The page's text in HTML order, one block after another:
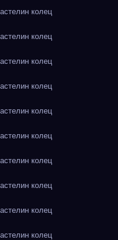
колец
колец
колец
колец
колец
колец
колец
колец
колец
колец